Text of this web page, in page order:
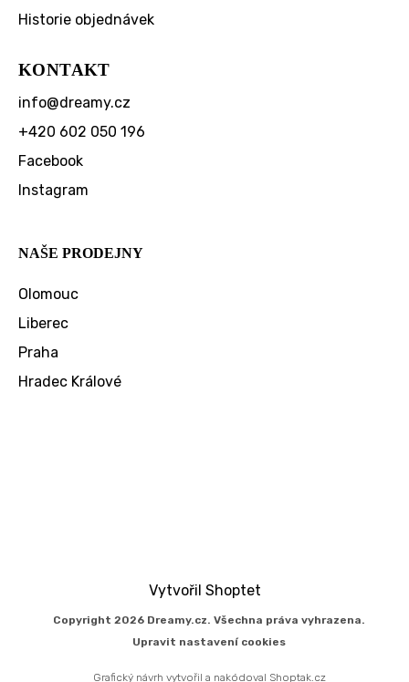
Historie objednávek
KONTAKT
info@dreamy.cz
+420 602 050 196
Facebook
Instagram
NAŠE PRODEJNY
Olomouc
Liberec
Praha
Hradec Králové
Vytvořil Shoptet
Copyright 2026 Dreamy.cz. Všechna práva vyhrazena.
Upravit nastavení cookies
Grafický návrh vytvořil a nakódoval Shoptak.cz